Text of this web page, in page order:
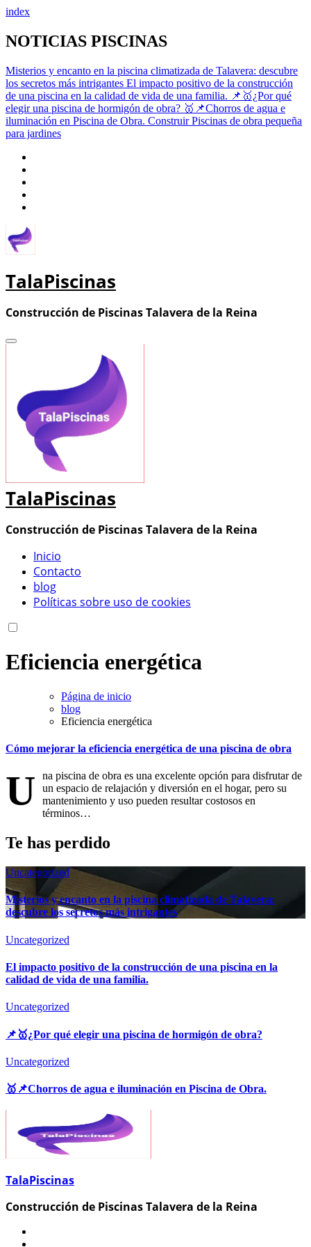
index
Saltar
al
NOTICIAS PISCINAS
Misterios y encanto en la piscina climatizada de Talavera: descubre
los secretos más intrigantes El impacto positivo de la construcción
de una piscina en la calidad de vida de una familia. 📌🥇¿Por qué
elegir una piscina de hormigón de obra? 🥇📌Chorros de agua e
iluminación en Piscina de Obra. Construir Piscinas de obra pequeña
para jardines
TalaPiscinas
Construcción de Piscinas Talavera de la Reina
TalaPiscinas
Construcción de Piscinas Talavera de la Reina
Inicio
Contacto
blog
Políticas sobre uso de cookies
Eficiencia energética
Página de inicio
blog
Eficiencia energética
Cómo mejorar la eficiencia energética de una piscina de obra
U
na piscina de obra es una excelente opción para disfrutar de
un espacio de relajación y diversión en el hogar, pero su
mantenimiento y uso pueden resultar costosos en
términos…
Te has perdido
Uncategorized
Misterios y encanto en la piscina climatizada de Talavera:
descubre los secretos más intrigantes
Uncategorized
El impacto positivo de la construcción de una piscina en la
calidad de vida de una familia.
Uncategorized
📌🥇¿Por qué elegir una piscina de hormigón de obra?
Uncategorized
🥇📌Chorros de agua e iluminación en Piscina de Obra.
TalaPiscinas
Construcción de Piscinas Talavera de la Reina